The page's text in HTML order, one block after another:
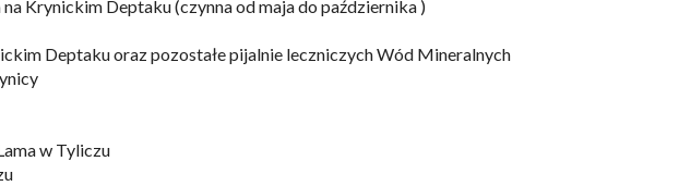
Krynickim Deptaku (czynna od maja do października )
Deptaku oraz pozostałe pijalnie leczniczych Wód Mineralnych
w Tyliczu